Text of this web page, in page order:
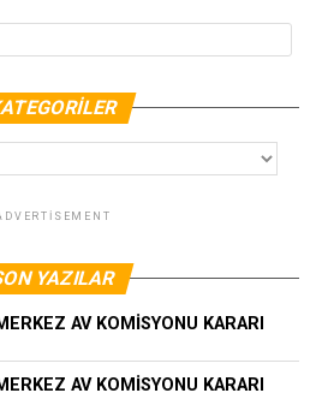
YAZILAR
AV KOMİSYONU KARARI
AV KOMİSYONU KARARI